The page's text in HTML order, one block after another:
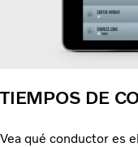
TIEMPOS DE
Vea qué conductor es